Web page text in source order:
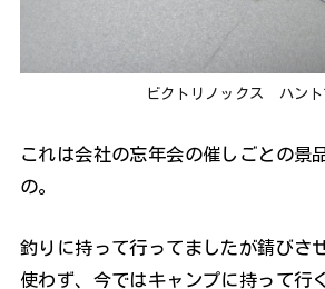
ビクトリノックス ハント
これは会社の忘年会の催しごとの景
の。
釣りに持って行ってましたが錆びさ
使わず、今ではキャンプに持って行